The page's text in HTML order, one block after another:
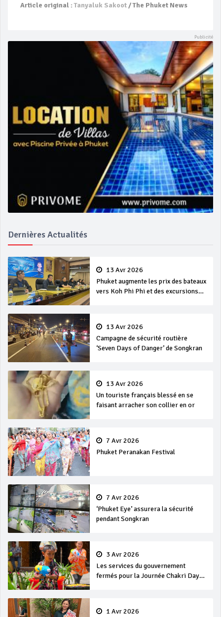
Article original :Tanyaluk Sakoot/ The Phuket News
Dernières Actualités
13 Avr 2026
Phuket augmente les prix des bateaux
vers Koh Phi Phi et des excursions
13 Avr 2026
Campagne de sécurité routière
‘Seven Days of Danger’ de Songkran
13 Avr 2026
Un touriste français blessé en se
faisant arracher son collier en or
7 Avr 2026
Phuket Peranakan Festival
7 Avr 2026
‘Phuket Eye’ assurera la sécurité
pendant Songkran
3 Avr 2026
Les services du gouvernement
fermés pour la Journée Chakri Day
1 Avr 2026